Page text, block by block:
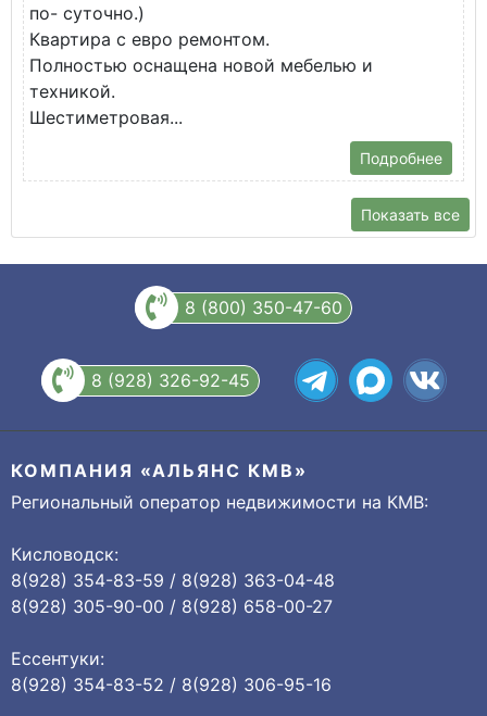
по- суточно.)
Квартира с евро ремонтом.
Полностью оснащена новой мебелью и
техникой.
Шестиметровая...
Подробнее
Показать все
8 (800) 350-47-60
8 (928) 326-92-45
КОМПАНИЯ «АЛЬЯНС КМВ»
Региональный оператор недвижимости на КМВ:
Кисловодск:
8(928) 354-83-59 / 8(928) 363-04-48
8(928) 305-90-00 / 8(928) 658-00-27
Ессентуки:
8(928) 354-83-52 / 8(928) 306-95-16